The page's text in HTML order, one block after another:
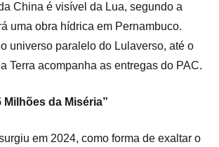
China é visível da Lua, segundo a
uma obra hídrica em Pernambuco.
universo paralelo do Lulaverso, até o
Terra acompanha as entregas do PAC.
Milhões da Miséria”
em 2024, como forma de exaltar o